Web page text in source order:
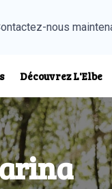
nous
Découvrez L'Elbe